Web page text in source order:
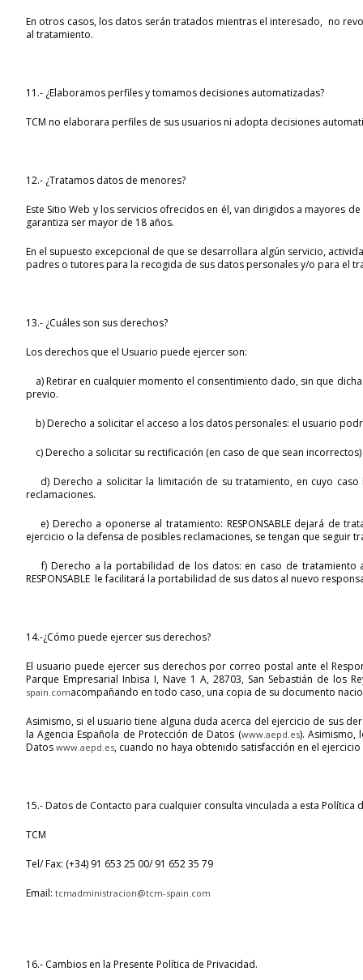
En otros casos, los datos serán tratados mientras el interesado, no
al tratamiento.
11.- ¿Elaboramos perfiles y tomamos decisiones automatizadas?
TCM no elaborara perfiles de sus usuarios ni adopta decisiones
12.- ¿Tratamos datos de menores?
Este Sitio Web y los servicios ofrecidos en él, van dirigidos a mayores
garantiza ser mayor de 18 años.
En el supuesto excepcional de que se desarrollara algún servicio,
padres o tutores para la recogida de sus datos personales y/o para el
13.- ¿Cuáles son sus derechos?
Los derechos que el Usuario puede ejercer son:
a) Retirar en cualquier momento el consentimiento dado, sin que
previo.
b) Derecho a solicitar el acceso a los datos personales: el usuario
c) Derecho a solicitar su rectificación (en caso de que sean
d) Derecho a solicitar la limitación de su tratamiento, en cuyo caso
reclamaciones.
e) Derecho a oponerse al tratamiento: RESPONSABLE dejará de
ejercicio o la defensa de posibles reclamaciones, se tengan que seguir
f) Derecho a la portabilidad de los datos: en caso de tratamiento
RESPONSABLE le facilitará la portabilidad de sus datos al nuevo
14.-¿Cómo puede ejercer sus derechos?
El usuario puede ejercer sus derechos por correo postal ante el
Parque Empresarial Inbisa I, Nave 1 A, 28703, San Sebastián de
spain.comacompañando en todo caso, una copia de su documento
Asimismo, si el usuario tiene alguna duda acerca del ejercicio de sus
la Agencia Española de Protección de Datos (www.aepd.es). Asimismo,
Datos www.aepd.es, cuando no haya obtenido satisfacción en el
15.- Datos de Contacto para cualquier consulta vinculada a esta Política
TCM
Tel/ Fax: (+34) 91 653 25 00/ 91 652 35 79
Email: tcmadministracion@tcm-spain.com
16.- Cambios en la Presente Política de Privacidad.